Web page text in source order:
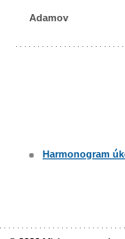
Adamov
Harmonogram